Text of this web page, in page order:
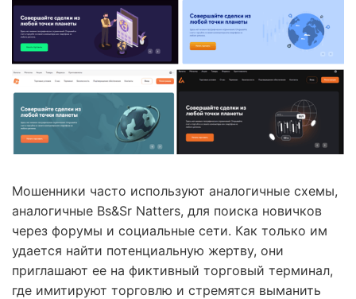
Мошенники часто используют аналогичные схемы,
аналогичные Bs&Sr Natters, для поиска новичков
через форумы и социальные сети. Как только им
удается найти потенциальную жертву, они
приглашают ее на фиктивный торговый терминал,
где имитируют торговлю и стремятся выманить